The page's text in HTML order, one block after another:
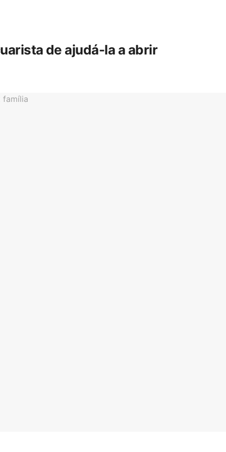
de ajudá-la a abrir